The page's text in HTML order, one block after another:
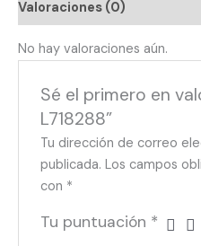
Valoraciones (0)
No hay valoraciones aún.
Sé el primero en
L718288”
Tu dirección de correo
publicada. Los campos
con *
Tu puntuación *